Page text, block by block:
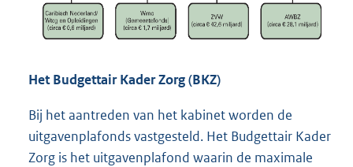
Het Budgettair Kader Zorg (BKZ)
Bij het aantreden van het kabinet worden de
uitgavenplafonds vastgesteld. Het Budgettair Kader
Zorg is het uitgavenplafond waarin de maximale